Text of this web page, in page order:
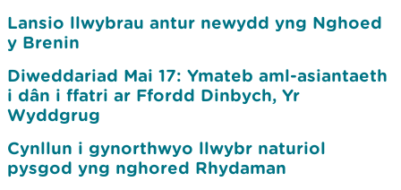
Lansio llwybrau antur newydd yng Nghoed
y Brenin
Diweddariad Mai 17: Ymateb aml-asiantaeth
i dân i ffatri ar Ffordd Dinbych, Yr
Wyddgrug
Cynllun i gynorthwyo llwybr naturiol
pysgod yng nghored Rhydaman